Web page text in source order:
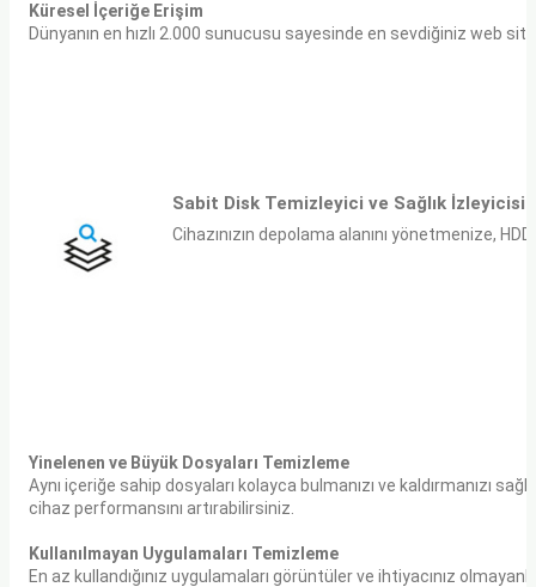
Küresel İçeriğe Erişim
Dünyanın en hızlı 2.000 sunucusu sayesinde en sevdiğiniz web
Sabit Disk Temizleyici ve Sağlık İzleyicisi
Cihazınızın depolama alanını yönetmenize,
Yinelenen ve Büyük Dosyaları Temizleme
Aynı içeriğe sahip dosyaları kolayca bulmanızı ve kaldırmanızı
cihaz performansını artırabilirsiniz.
Kullanılmayan Uygulamaları Temizleme
En az kullandığınız uygulamaları görüntüler ve ihtiyacınız